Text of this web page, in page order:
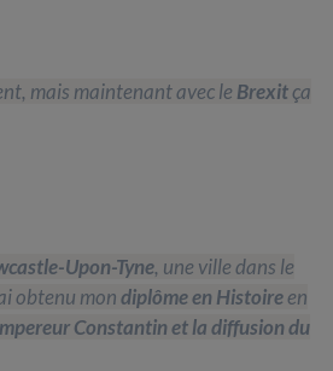
mais maintenant avec le Brexitça
Upon-Tyne, une ville dans le
obtenu mondiplôme en Histoireen
Constantin et la diffusion du